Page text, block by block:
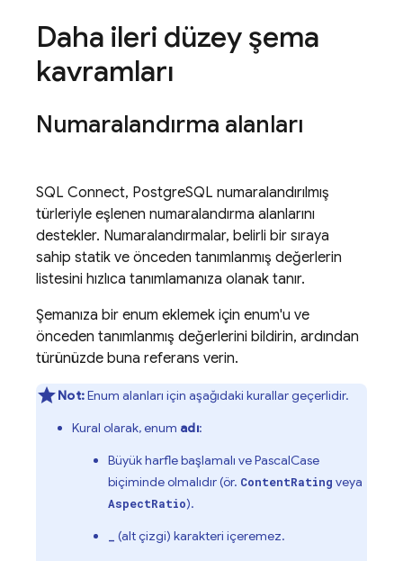
Daha ileri düzey şema
kavramları
Numaralandırma alanları
SQL Connect, PostgreSQL numaralandırılmış
türleriyle eşlenen numaralandırma alanlarını
destekler. Numaralandırmalar, belirli bir sıraya
sahip statik ve önceden tanımlanmış değerlerin
listesini hızlıca tanımlamanıza olanak tanır.
Şemanıza bir enum eklemek için enum'u ve
önceden tanımlanmış değerlerini bildirin, ardından
türünüzde buna referans verin.
Not:Enum alanları için aşağıdaki kurallar geçerlidir.
Kural olarak, enum adı:
Büyük harfle başlamalı ve PascalCase
biçiminde olmalıdır (ör. ContentRating veya
AspectRatio).
(alt çizgi) karakteri içeremez.